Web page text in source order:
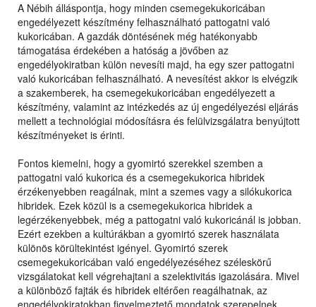
A Nébih álláspontja, hogy minden csemegekukoricában
engedélyezett készítmény felhasználható pattogatni való
kukoricában. A gazdák döntésének még hatékonyabb
támogatása érdekében a hatóság a jövőben az
engedélyokiratban külön nevesíti majd, ha egy szer pattogatni
való kukoricában felhasználható. A nevesítést akkor is elvégzik
a szakemberek, ha csemegekukoricában engedélyezett a
készítmény, valamint az intézkedés az új engedélyezési eljárás
mellett a technológiai módosításra és felülvizsgálatra benyújtott
készítményeket is érinti.
Fontos kiemelni, hogy a gyomirtó szerekkel szemben a
pattogatni való kukorica és a csemegekukorica hibridek
érzékenyebben reagálnak, mint a szemes vagy a silókukorica
hibridek. Ezek közül is a csemegekukorica hibridek a
legérzékenyebbek, még a pattogatni való kukoricánál is jobban.
Ezért ezekben a kultúrákban a gyomirtó szerek használata
különös körültekintést igényel. Gyomirtó szerek
csemegekukoricában való engedélyezéséhez széleskörű
vizsgálatokat kell végrehajtani a szelektivitás igazolására. Mivel
a különböző fajták és hibridek eltérően reagálhatnak, az